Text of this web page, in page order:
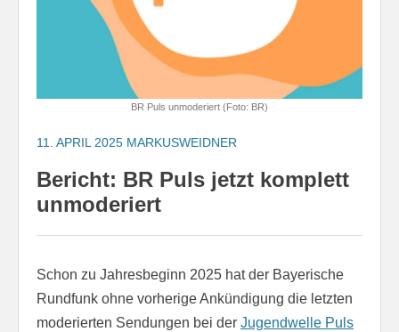
BR Puls unmoderiert (Foto: BR)
11. APRIL 2025 MARKUSWEIDNER
Bericht: BR Puls jetzt komplett
unmoderiert
Schon zu Jahresbeginn 2025 hat der Bayerische
Rundfunk ohne vorherige Ankündigung die letzten
moderierten Sendungen bei der Jugendwelle Puls